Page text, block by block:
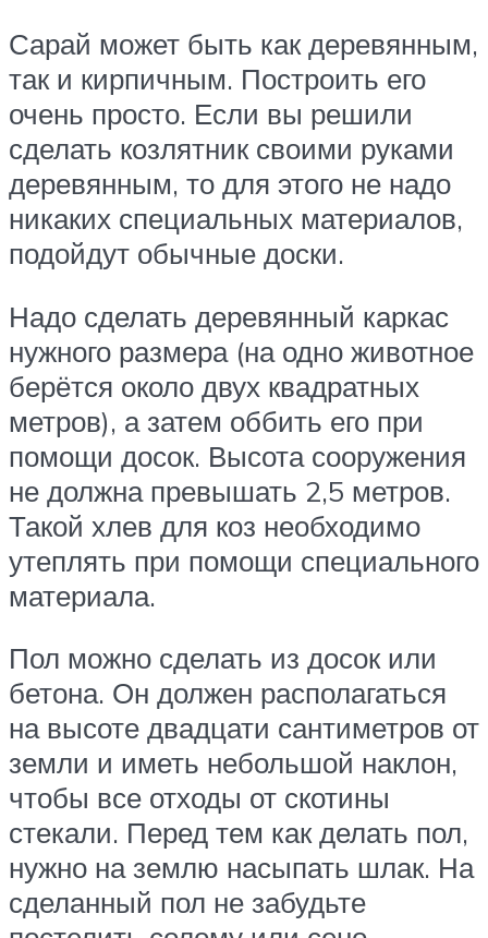
Сарай может быть как деревянным,
так и кирпичным. Построить его
очень просто. Если вы решили
сделать козлятник своими руками
деревянным, то для этого не надо
никаких специальных материалов,
подойдут обычные доски.
Надо сделать деревянный каркас
нужного размера (на одно животное
берётся около двух квадратных
метров), а затем оббить его при
помощи досок. Высота сооружения
не должна превышать 2,5 метров.
Такой хлев для коз необходимо
утеплять при помощи специального
материала.
Пол можно сделать из досок или
бетона. Он должен располагаться
на высоте двадцати сантиметров от
земли и иметь небольшой наклон,
чтобы все отходы от скотины
стекали. Перед тем как делать пол,
нужно на землю насыпать шлак. На
сделанный пол не забудьте